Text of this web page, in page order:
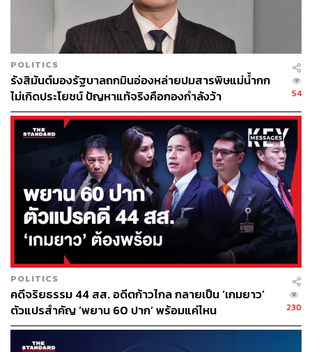
วิเคราะห์ กติกาการเลือกตั้ง และรายงานสด ผลการเลือกตั้ง
2569 แบบเรียลไทม์ได้ที่นี่
https://thestandard.co/election2569/
➤ เว็บไซต์เลือกตั้ง 2569 f ►
TAGS: ส.ส. แบบบัญชีรายชื่อ
การทำประชามติ
เลือกตั้ง 2569
เลือกตั้ง 2569 เลือกตั้ง 101
การเลือกตั้ง
สำนักงานคณะกรรมการการเลือกตั้ง (กกต.)
สมาชิกสภาผู้แทนราษฎร (สส.)
การลงประชามติ
POLITICS
รังสิมันต์มองรัฐบาลถกมินอ่องหล่ายปมสารพิษแม่น้ำกก
ไม่เกิดประโยชน์ ปัญหาแท้จริงคือกองกำลังว้า
54
POLITICS
คดีจริยธรรม 44 สส. อดีตก้าวไกล กลายเป็น ‘เกมยาว’
ตัวแปรสำคัญ ‘พยาน 60 ปาก’ พร้อมแค่ไหน
230